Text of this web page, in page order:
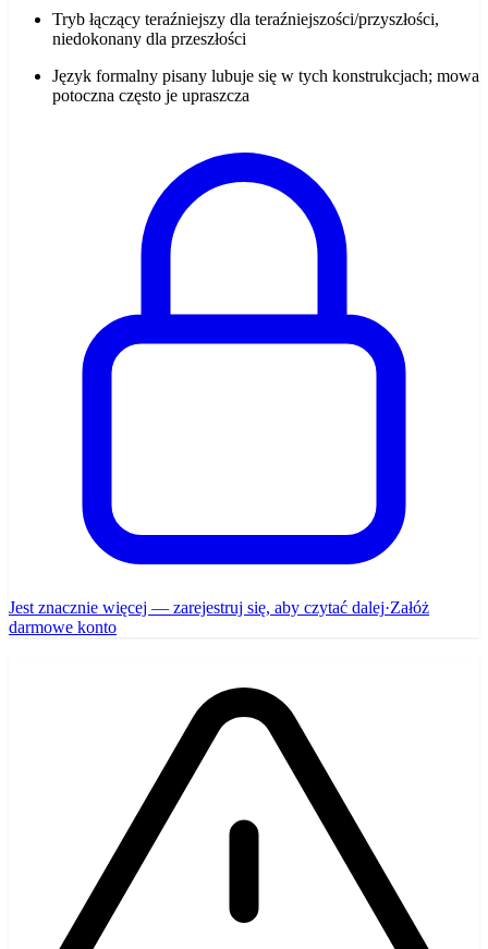
Tryb łączący teraźniejszy dla teraźniejszości/przyszłości,
niedokonany dla przeszłości
Język formalny pisany lubuje się w tych konstrukcjach; mowa
potoczna często je upraszcza
Jest znacznie więcej — zarejestruj się, aby czytać dalej·Załóż
darmowe konto